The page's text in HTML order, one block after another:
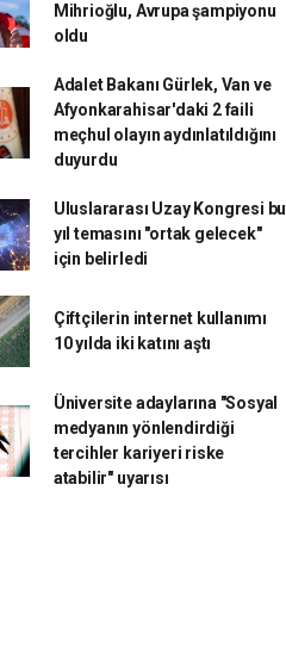
Mihrioğlu, Avrupa şampiyonu
oldu
Adalet Bakanı Gürlek, Van ve
Afyonkarahisar'daki 2 faili
meçhul olayın aydınlatıldığını
duyurdu
Uluslararası Uzay Kongresi bu
yıl temasını "ortak gelecek"
için belirledi
Çiftçilerin internet kullanımı
10 yılda iki katını aştı
Üniversite adaylarına "Sosyal
medyanın yönlendirdiği
tercihler kariyeri riske
atabilir" uyarısı